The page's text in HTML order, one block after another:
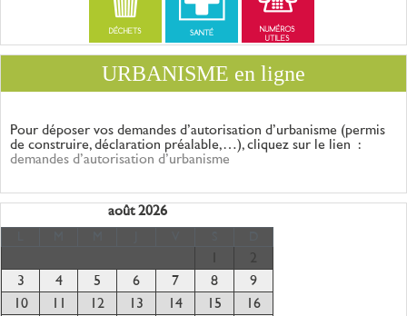
URBANISME en ligne
Pour déposer vos demandes d’autorisation d’urbanisme (permis
de construire, déclaration préalable,…), cliquez sur le lien :
demandes d’autorisation d’urbanisme
août 2026
2
3
4 5 6 7 8
9
10
12 13 14 15
16